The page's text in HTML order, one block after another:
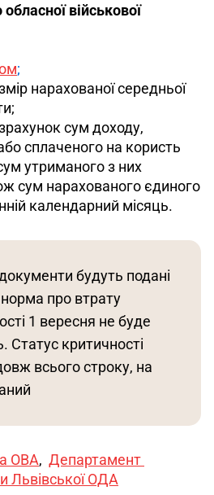
військової
;
нарахованої середньої
сум доходу,
сплаченого на користь
утриманого з них
сум нарахованого єдиного
календарний місяць.
будуть подані
про втрату
1 вересня не буде
Статус критичності
всього строку, на
ОВА, Департамент
Львівської ОДА